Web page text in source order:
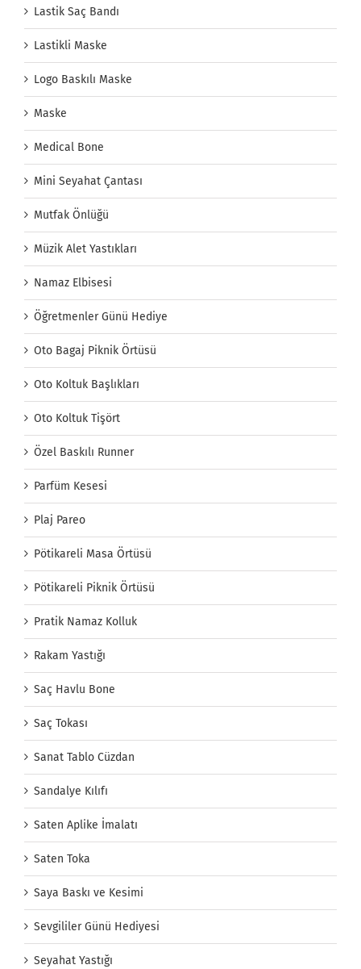
Lastik Saç Bandı
Lastikli Maske
Logo Baskılı Maske
Maske
Medical Bone
Mini Seyahat Çantası
Mutfak Önlüğü
Müzik Alet Yastıkları
Namaz Elbisesi
Öğretmenler Günü Hediye
Oto Bagaj Piknik Örtüsü
Oto Koltuk Başlıkları
Oto Koltuk Tişört
Özel Baskılı Runner
Parfüm Kesesi
Plaj Pareo
Pötikareli Masa Örtüsü
Pötikareli Piknik Örtüsü
Pratik Namaz Kolluk
Rakam Yastığı
Saç Havlu Bone
Saç Tokası
Sanat Tablo Cüzdan
Sandalye Kılıfı
Saten Aplike İmalatı
Saten Toka
Saya Baskı ve Kesimi
Sevgililer Günü Hediyesi
Seyahat Yastığı